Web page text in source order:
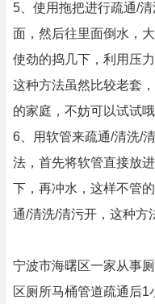
5、使用拖把进行疏通/
面，然后往里面倒水，
使劲的捣几下，利用压
这种方法虽然比较老套
的家庭，不妨可以试试哦
6、用软管来疏通/清洗/
法，首先将软管直接放
下，再冲水，这样不管
通/清洗/清污开，这种方
宁波市海曙区一家从事
区厕所马桶管道疏通后